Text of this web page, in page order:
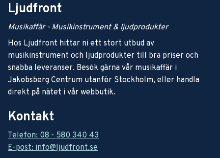
Ljudfront
Musikaffär - Musikinstrument & ljudprodukter
Hos Ljudfront hittar ni ett stort utbud av
musikinstrument och ljudprodukter till bra priser och
snabba leveranser. Besök gärna vår musikaffär i
Jakobsberg Centrum utanför Stockholm, eller handla
direkt på nätet i vår webbutik.
Kontakt
Telefon: 08 - 580 340 43
E-post: info@ljudfront.se